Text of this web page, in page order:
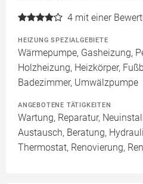
4 mit einer
HEIZUNG SPEZIALGEBIETE
Wärmepumpe, Gasheizung,
Holzheizung, Heizkörper,
Badezimmer, Umwälzpumpe
ANGEBOTENE TÄTIGKEITEN
Wartung, Reparatur,
Austausch, Beratung,
Thermostat, Renovierung,